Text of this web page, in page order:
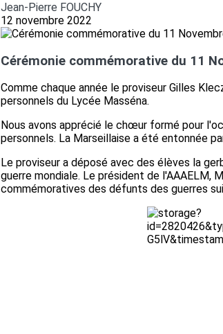
Jean-Pierre FOUCHY
12 novembre 2022
Cérémonie commémorative du 11
Comme chaque année le proviseur Gilles
personnels du Lycée Masséna.
Nous avons apprécié le chœur formé pour
personnels. La Marseillaise a été entonnée
Le proviseur a déposé avec des élèves la
guerre mondiale. Le président de l'AAAELM,
commémoratives des défunts des guerres